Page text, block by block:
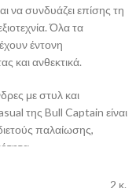
να συνδυάζει επίσης τη
Όλα τα
έντονη
και ανθεκτικά.
με στυλ και
της Bull Captain είναι
παλαίωσης,
στο μέγεθος που
2 κ.